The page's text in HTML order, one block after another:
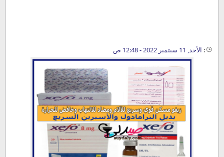
: الأحد, 11 سبتمبر 2022 - 12:48 ص